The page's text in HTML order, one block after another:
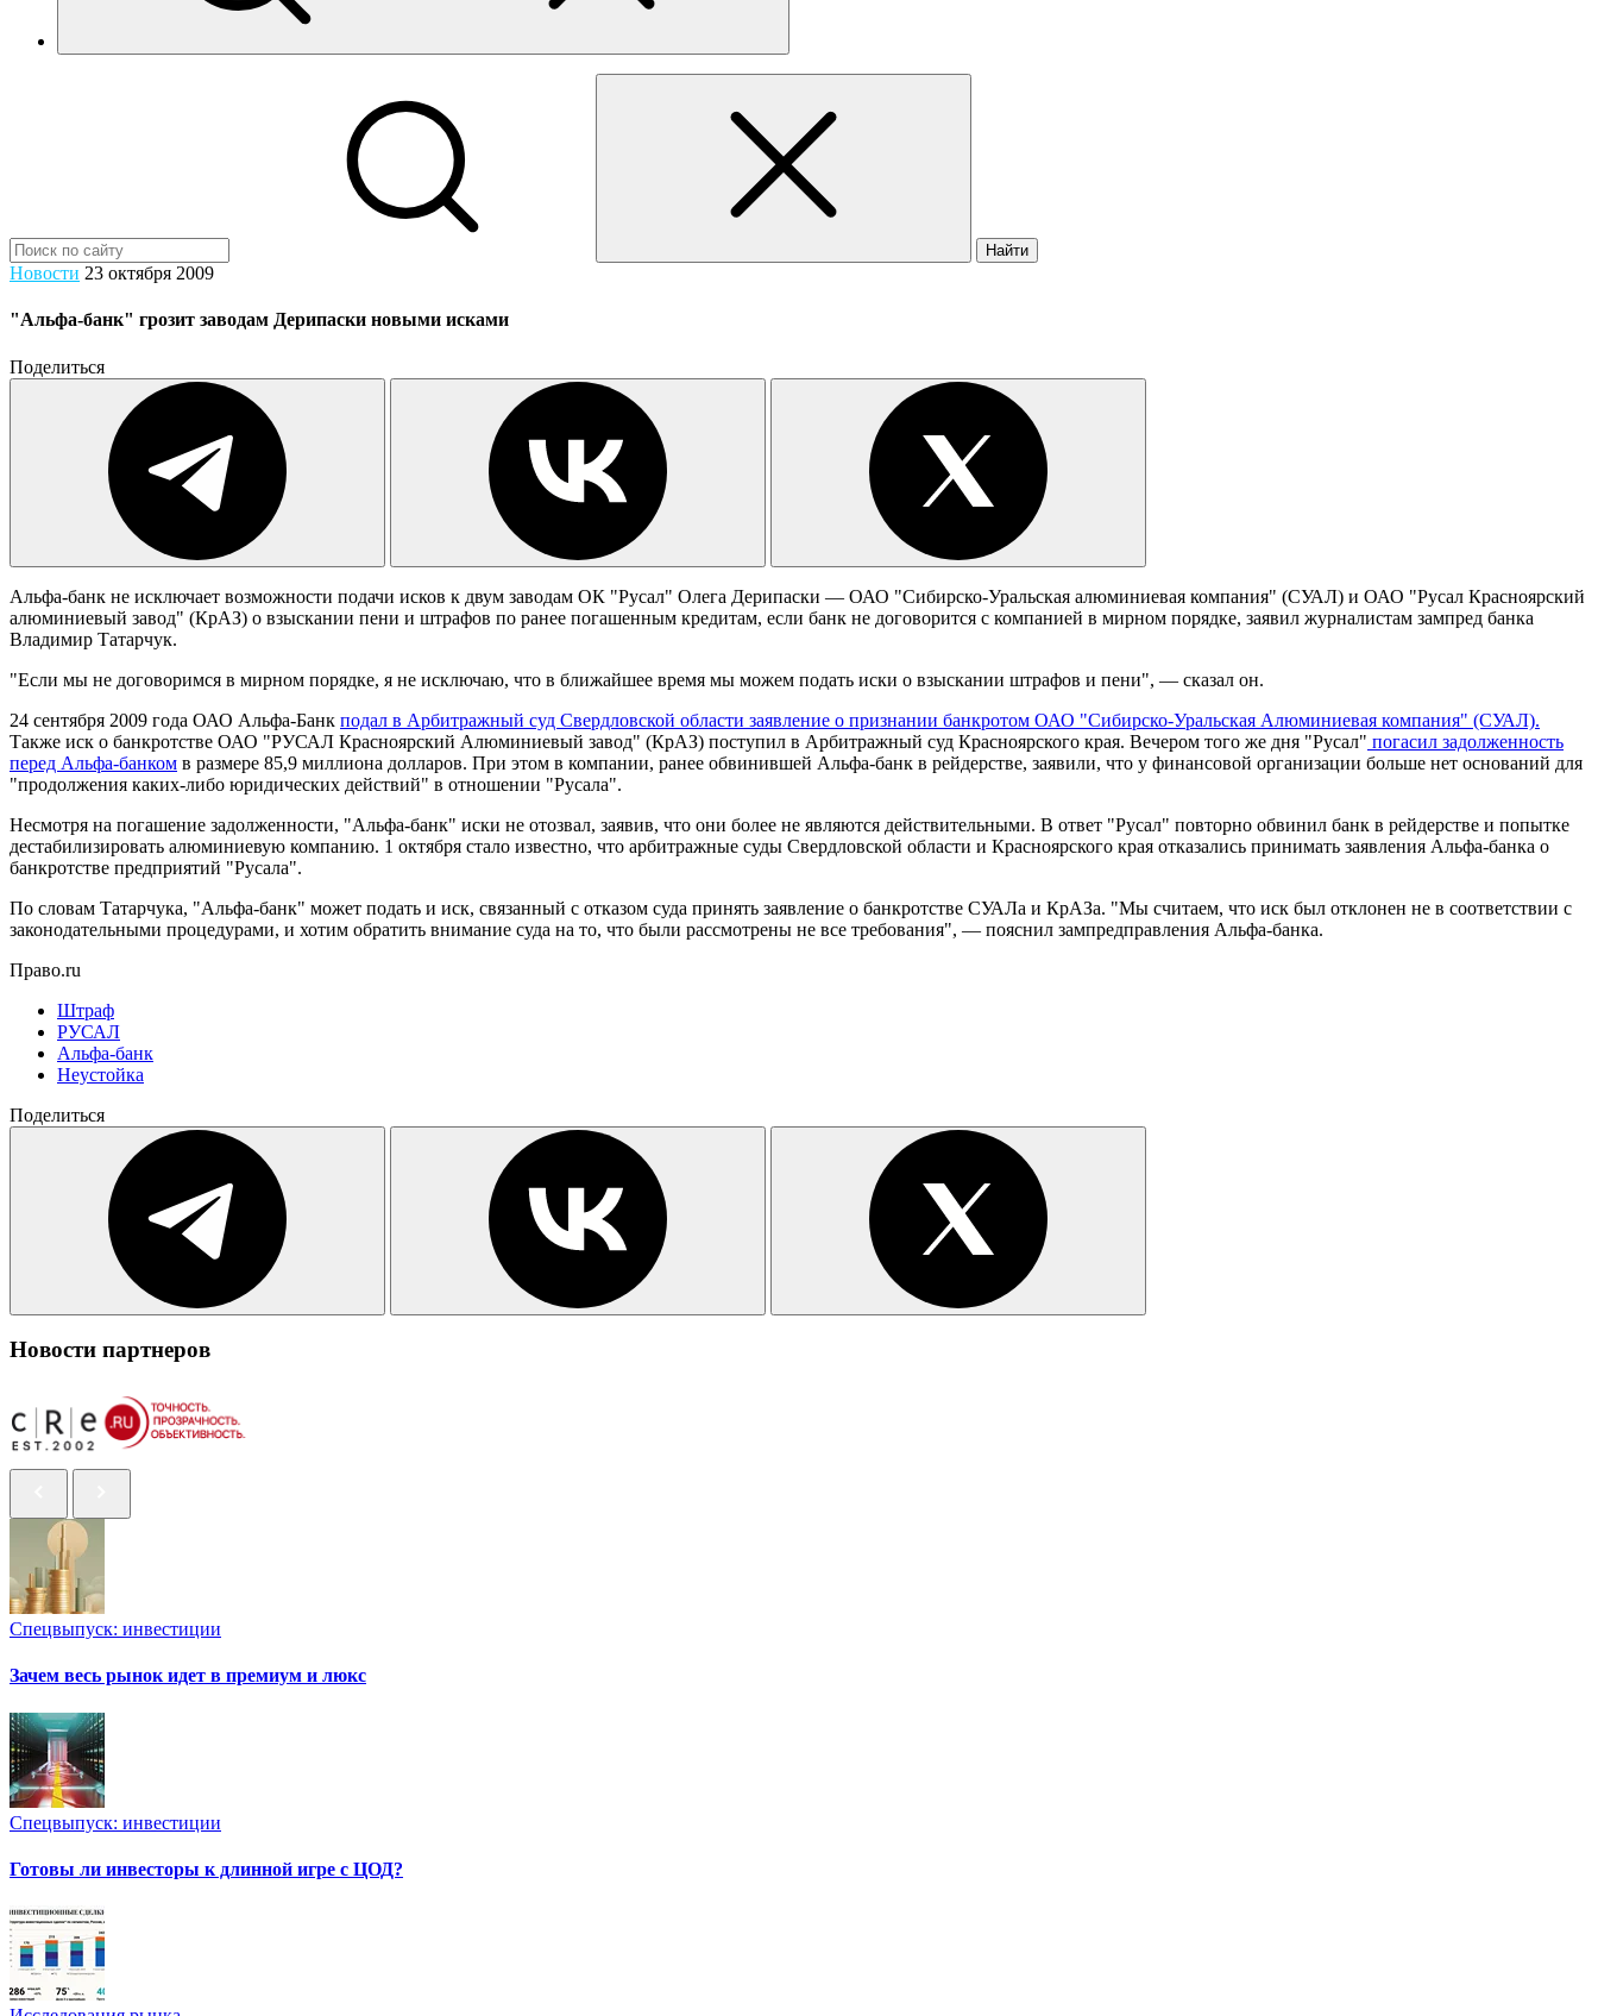
Найти
Новости 23 октября 2009
"Альфа-банк" грозит заводам Дерипаски новыми исками
Поделиться
Альфа-банк не исключает возможности подачи исков к двум заводам ОК "Русал" Олега Дерипаски — ОАО "Сибирско-Уральская алюминиевая компания" (СУАЛ) и ОАО "Русал Красноярский
алюминиевый завод" (КрАЗ) о взыскании пени и штрафов по ранее погашенным кредитам, если банк не договорится с компанией в мирном порядке, заявил журналистам зампред банка
Владимир Татарчук.
"Если мы не договоримся в мирном порядке, я не исключаю, что в ближайшее время мы можем подать иски о взыскании штрафов и пени", — сказал он.
24 сентября 2009 года ОАО Альфа-Банк подал в Арбитражный суд Свердловской области заявление о признании банкротом ОАО "Сибирско-Уральская Алюминиевая компания" (СУАЛ).
Также иск о банкротстве ОАО "РУСАЛ Красноярский Алюминиевый завод" (КрАЗ) поступил в Арбитражный суд Красноярского края. Вечером того же дня "Русал" погасил задолженность
перед Альфа-банком в размере 85,9 миллиона долларов. При этом в компании, ранее обвинившей Альфа-банк в рейдерстве, заявили, что у финансовой организации больше нет оснований для
"продолжения каких-либо юридических действий" в отношении "Русала".
Несмотря на погашение задолженности, "Альфа-банк" иски не отозвал, заявив, что они более не являются действительными. В ответ "Русал" повторно обвинил банк в рейдерстве и попытке
дестабилизировать алюминиевую компанию. 1 октября стало известно, что арбитражные суды Свердловской области и Красноярского края отказались принимать заявления Альфа-банка о
банкротстве предприятий "Русала".
По словам Татарчука, "Альфа-банк" может подать и иск, связанный с отказом суда принять заявление о банкротстве СУАЛа и КрАЗа. "Мы считаем, что иск был отклонен не в соответствии с
законодательными процедурами, и хотим обратить внимание суда на то, что были рассмотрены не все требования", — пояснил зампредправления Альфа-банка.
Право.ru
Штраф
РУСАЛ
Альфа-банк
Неустойка
Поделиться
Новости партнеров
Спецвыпуск: инвестиции
Зачем весь рынок идет в премиум и люкс
Спецвыпуск: инвестиции
Готовы ли инвесторы к длинной игре с ЦОД?